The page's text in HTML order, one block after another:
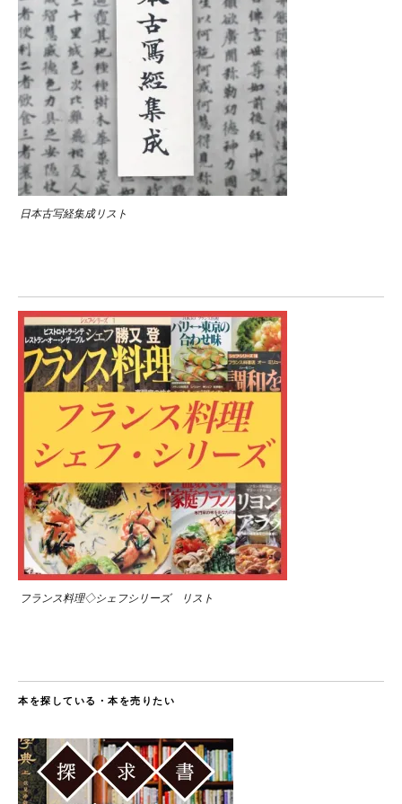
日本古写経集成リスト
フランス料理◇シェフシリーズ リスト
本を探している・本を売りたい